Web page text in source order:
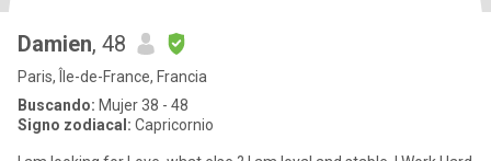
Damien, 48
Paris, Île-de-France, Francia
Buscando: Mujer 38 - 48
Signo zodiacal: Capricornio